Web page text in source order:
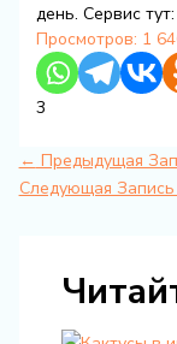
день. Сервис тут:
Просмотров: 1
3
← Предыдущая
Следующая Запись